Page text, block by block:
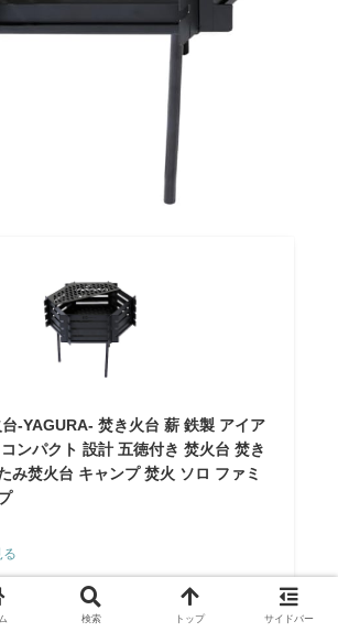
-YAGURA- 焚き火台 薪 鉄製 アイア
ンパクト 設計 五徳付き 焚火台 焚き
み焚火台 キャンプ 焚火 ソロ ファミ
る
＼ポイント最大11倍！／
楽天で探す
検索 トップ サイドバー